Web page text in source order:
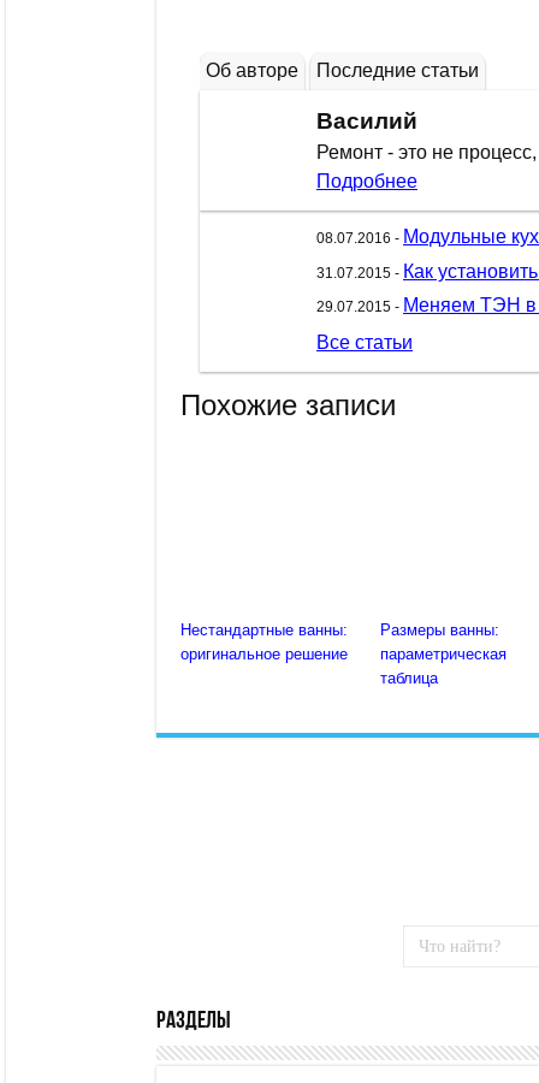
Об авторе Последние статьи
Василий
Ремонт - это не
Подробнее
08.07.2016 - Модульные
31.07.2015 - Как
29.07.2015 - Меняем ТЭН в
Все статьи
Похожие записи
Нестандартные ванны:
оригинальное решение
Размеры ванны:
параметрическая
таблица
Разделы